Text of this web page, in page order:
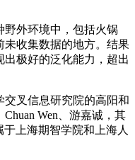
外环境中，包括火锅
未收集数据的地方。结果
极好的泛化能力，超出
叉信息研究院的高阳和
Wen、游嘉诚，其
于上海期智学院和上海人